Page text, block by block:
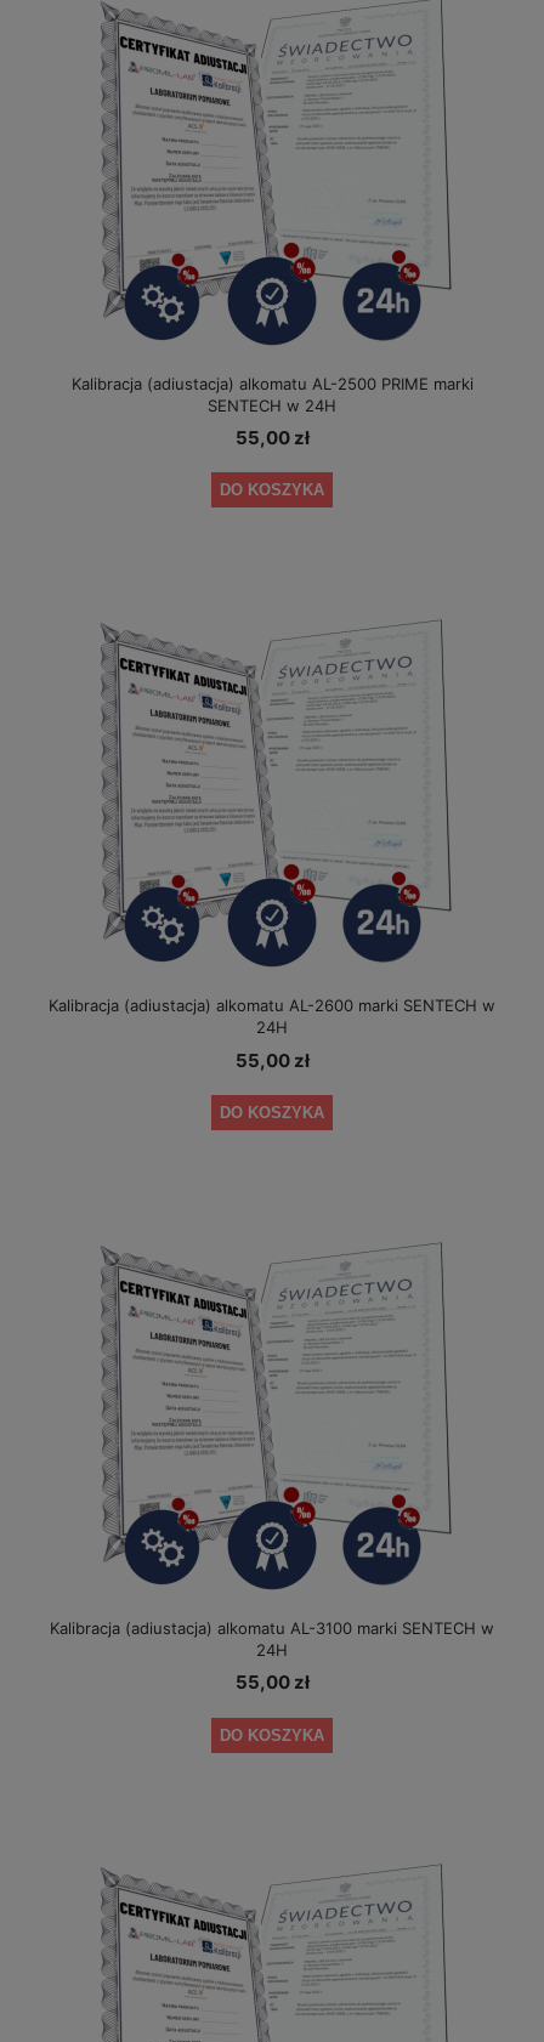
Kalibracja (adiustacja) alkomatu AL-2500 PRIME marki
SENTECH w 24H
55,00 zł
DO KOSZYKA
Kalibracja (adiustacja) alkomatu AL-2600 marki SENTECH w
24H
55,00 zł
DO KOSZYKA
Kalibracja (adiustacja) alkomatu AL-3100 marki SENTECH w
24H
55,00 zł
DO KOSZYKA